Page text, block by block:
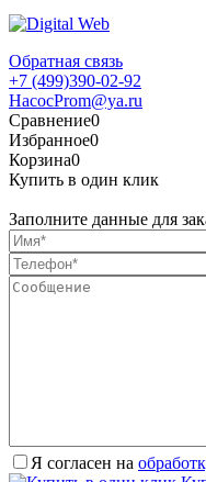
Обратная связь
+7 (499)390-02-92
HacocProm@ya.ru
Сравнение0
Избранное0
Корзина0
Купить в один клик
Заполните данные для
Я согласен на